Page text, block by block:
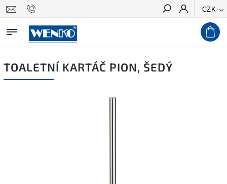
CZK
Hledat
TOALETNÍ KARTÁČ PION, ŠEDÝ